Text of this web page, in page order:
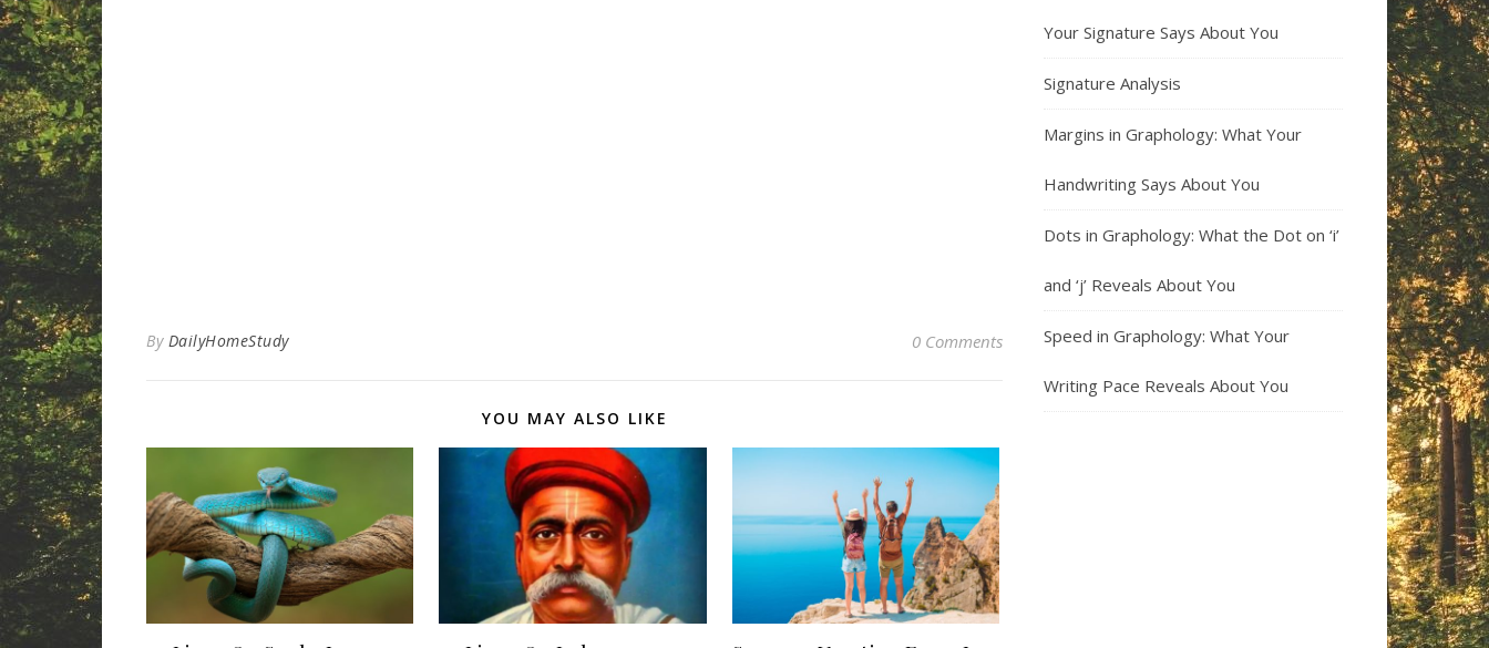
By DailyHomeStudy 0 Comments
YOU MAY ALSO LIKE
Your Signature Says About You
Signature Analysis
Margins in Graphology: What Your
Handwriting Says About You
Dots in Graphology: What the Dot on ‘i’
and ‘j’ Reveals About You
Speed in Graphology: What Your
Writing Pace Reveals About You